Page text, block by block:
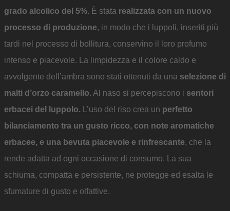
grado alcolico del 5%. È stata realizzata con un nuovo
processo di produzione, in modo che i luppoli, inseriti più
tardi nel processo di bollitura, conservino il loro profumo
intenso e piacevole. La limpidezza e il colore caldo e
avvolgente dell’ambra sono stati ottenuti da una selezione di
malti d’orzo caramello. Al naso si percepiscono i sentori
erbacei del luppolo. L’uso del riso crea un perfetto
bilanciamento tra un gusto ricco, con note aromatiche
erbacee, e una bevuta piacevole e rinfrescante, che la
rende adatta ad ogni occasione di consumo. La sua
schiuma, compatta e persistente, ne protegge ed esalta le
sfumature di gusto e olfattive.